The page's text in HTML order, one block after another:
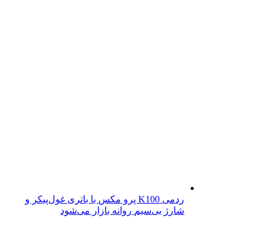
ردمی K100 پرو مکس با باتری غول‌پیکر و
شارژ بی‌سیم روانه بازار می‌شود